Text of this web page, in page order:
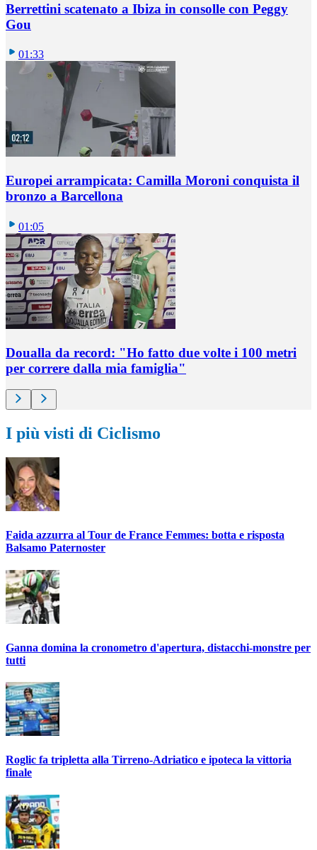
Berrettini scatenato a Ibiza in consolle con Peggy
Gou
01:33
Europei arrampicata: Camilla Moroni conquista il
bronzo a Barcellona
01:05
Doualla da record: "Ho fatto due volte i 100 metri
per correre dalla mia famiglia"
I più visti di Ciclismo
Faida azzurra al Tour de France Femmes: botta e risposta
Balsamo Paternoster
Ganna domina la cronometro d'apertura, distacchi-monstre per
tutti
Roglic fa tripletta alla Tirreno-Adriatico e ipoteca la vittoria
finale